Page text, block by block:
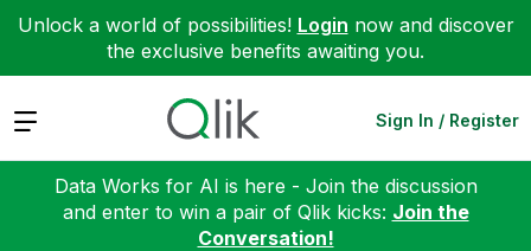
Unlock a world of possibilities! Login now and discover
the exclusive benefits awaiting you.
Expand Sign In / Register
Data Works for AI is here - Join the discussion
and enter to win a pair of Qlik kicks: Join the
Conversation!